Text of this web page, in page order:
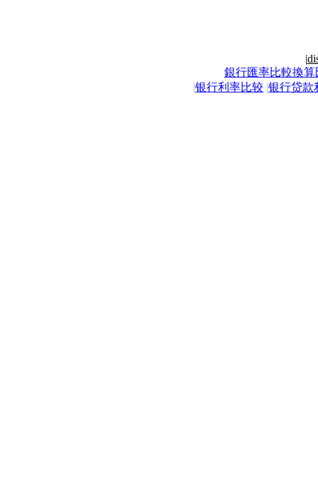
|
銀行匯率比較換算
|银行利率比较 |银行贷款